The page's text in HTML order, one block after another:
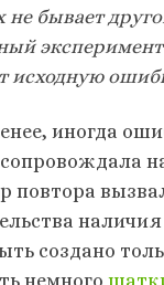
не бывает
эксперимент
исходную
иногда
повтора
создано
немного